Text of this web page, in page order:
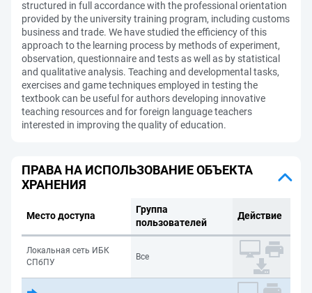
structured in full accordance with the professional orientation
provided by the university training program, including customs
business and trade. We have studied the efficiency of this
approach to the learning process by methods of experiment,
observation, questionnaire and tests as well as by statistical
and qualitative analysis. Teaching and developmental tasks,
exercises and game techniques employed in testing the
textbook can be useful for authors developing innovative
teaching resources and for foreign language teachers
interested in improving the quality of education.
ПРАВА НА ИСПОЛЬЗОВАНИЕ ОБЪЕКТА
ХРАНЕНИЯ
Место доступа
Группа
пользователей
Действие
Локальная сеть ИБК
СПбПУ
Все